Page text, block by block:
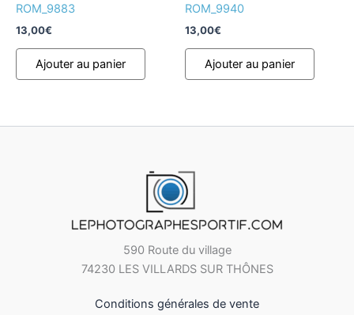
ROM_9883
13,00€
Ajouter au panier
ROM_9940
13,00€
Ajouter au panier
590 Route du village
74230 LES VILLARDS SUR THÔNES
Conditions générales de vente